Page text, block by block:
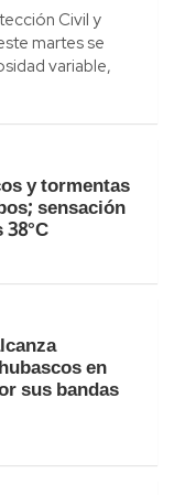
Civil y
martes se
variable,
y tormentas
sensación
en
sus bandas